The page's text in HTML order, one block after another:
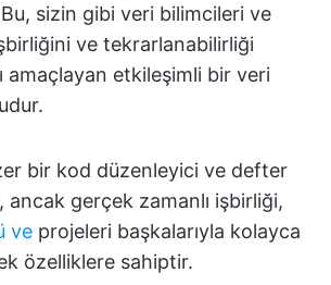
sizin gibi veri bilimcileri ve
ve tekrarlanabilirliği
amaçlayan etkileşimli bir veri
bir kod düzenleyici ve defter
ancak gerçek zamanlı işbirliği,
ve projeleri başkalarıyla kolayca
özelliklere sahiptir.